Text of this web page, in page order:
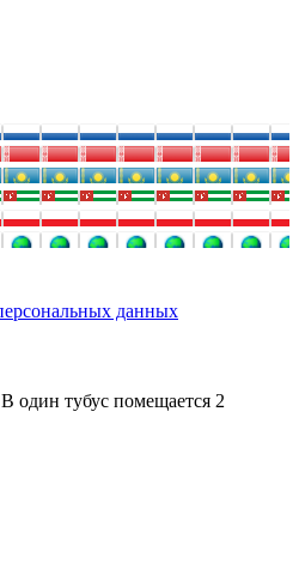
данных
один тубус помещается 2